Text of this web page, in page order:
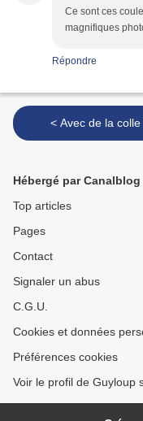
Ce sont ces
magnifiques
Répondre
< Avec de la colle
Hébergé par Canalblog
Top articles
Pages
Contact
Signaler un abus
C.G.U.
Cookies et données
Préférences cookies
Voir le profil de Guyloup